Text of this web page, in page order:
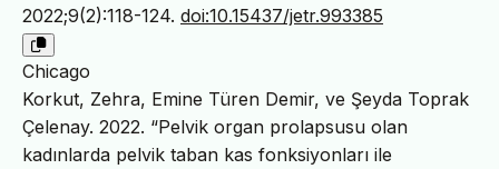
2022;9(2):118-124. doi:10.15437/jetr.993385
Chicago
Korkut, Zehra, Emine Türen Demir, ve Şeyda Toprak
Çelenay. 2022. “Pelvik organ prolapsusu olan
kadınlarda pelvik taban kas fonksiyonları ile